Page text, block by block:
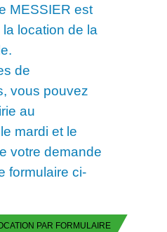
MESSIER est
location de la
de
vous pouvez
au
mardi et le
votre demande
formulaire ci-
PAR FORMULAIRE